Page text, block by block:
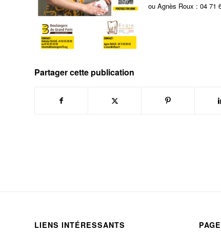
ou Agnès Roux : 04 71
Partager cette publication
LIENS INTÉRESSANTS